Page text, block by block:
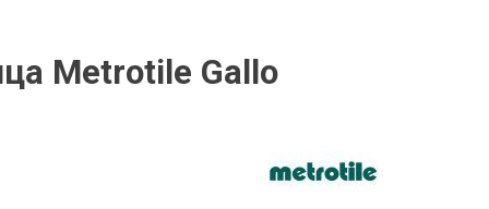
Metrotile Gallo